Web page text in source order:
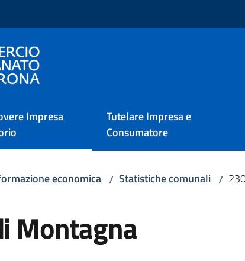
Impresa
Tutelare Impresa e
Consumatore
economica / Statistiche comunali /
Montagna